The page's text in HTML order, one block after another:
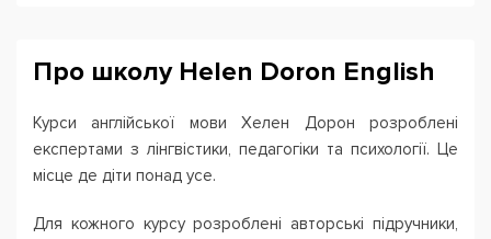
Про школу Helen Doron English
Курси англійської мови Хелен Дорон розроблені
експертами з лінгвістики, педагогіки та психології. Це
місце де діти понад усе.
Для кожного курсу розроблені авторські підручники,